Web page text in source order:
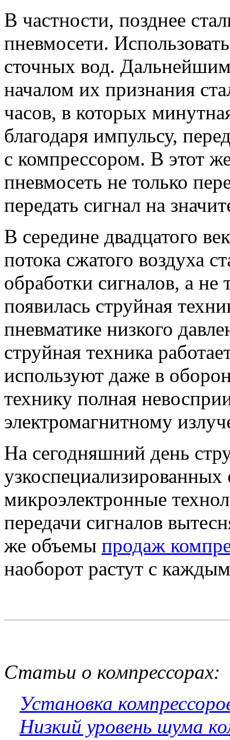
В частности, позднее
пневмосети.
сточных вод.
началом их признания
часов, в которых
благодаря импульсу,
с компрессором. В этот
пневмосеть не только
передать сигнал на
В середине двадцатого
потока сжатого воздуха
обработки сигналов, а не
появилась струйная
пневматике низкого
струйная техника
используют даже в
технику полная
электромагнитному
На сегодняшний день
микроэлектронные
передачи сигналов
же объемы продаж
наоборот растут с
Статьи о компрессорах:
Установка
Низкий уровень шума